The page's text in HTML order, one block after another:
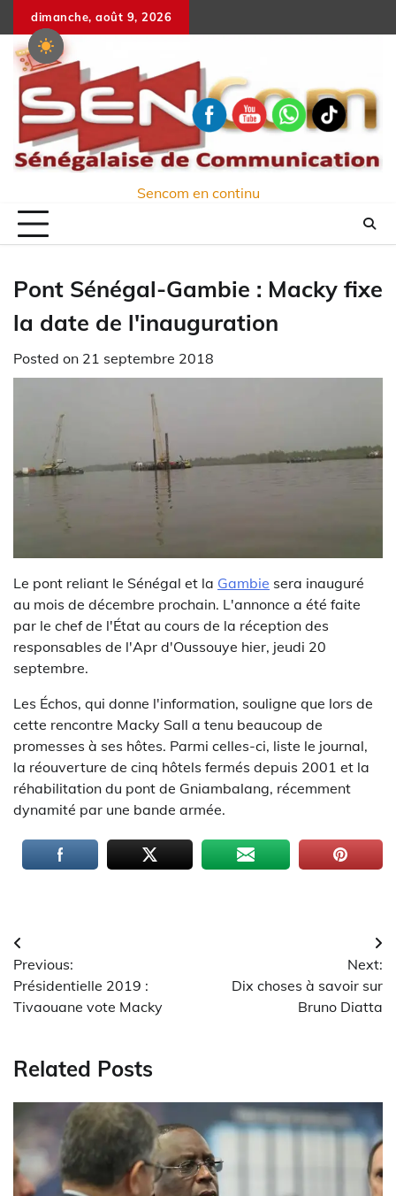
to
content
dimanche, août 9, 2026
Sencom en continu
Pont Sénégal-Gambie : Macky fixe
la date de l'inauguration
Posted on 21 septembre 2018
Le pont reliant le Sénégal et la Gambie sera inauguré
au mois de décembre prochain. L'annonce a été faite
par le chef de l'État au cours de la réception des
responsables de l'Apr d'Oussouye hier, jeudi 20
septembre.
Les Échos, qui donne l'information, souligne que lors de
cette rencontre Macky Sall a tenu beaucoup de
promesses à ses hôtes. Parmi celles-ci, liste le journal,
la réouverture de cinq hôtels fermés depuis 2001 et la
réhabilitation du pont de Gniambalang, récemment
dynamité par une bande armée.
Navigation
de
l’article
Previous:
Présidentielle 2019 :
Tivaouane vote Macky
Next:
Dix choses à savoir sur
Bruno Diatta
Related Posts